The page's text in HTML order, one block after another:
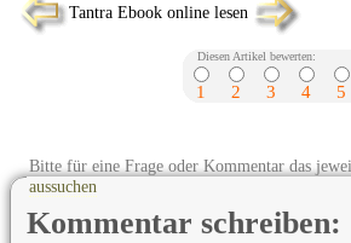
Tantra Ebook online lesen
Diesen Artikel bewerten:
1 2 3 4 5
Bitte für eine Frage oder Kommentar das
aussuchen
Kommentar schreiben: